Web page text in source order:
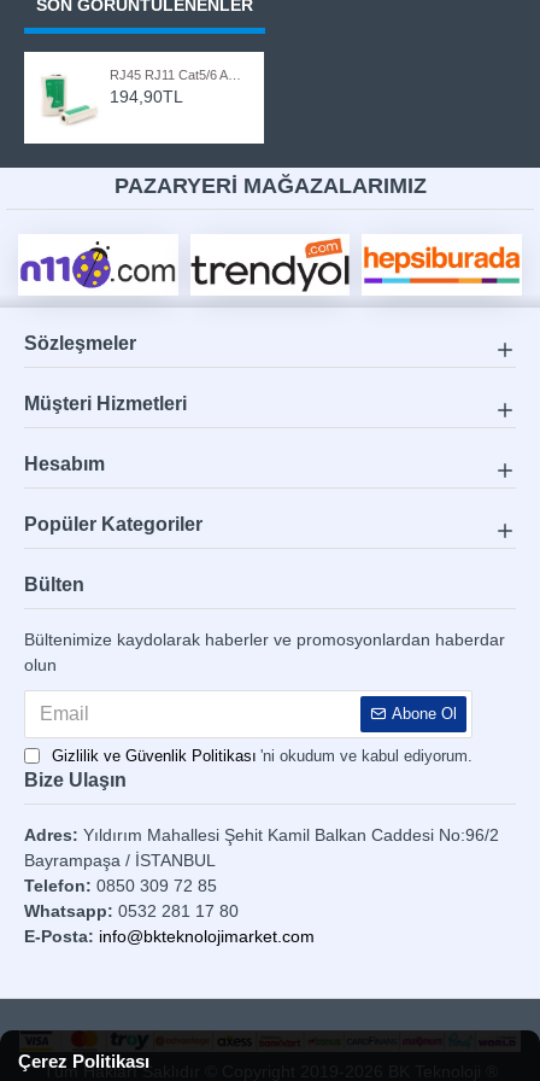
SON GÖRÜNTÜLENENLER
RJ45 RJ11 Cat5/6 ADSL Telefon Network Kablo Test Cihazı
194,90TL
PAZARYERİ MAĞAZALARIMIZ
Sözleşmeler
Müşteri Hizmetleri
Hesabım
Popüler Kategoriler
Bülten
Bültenimize kaydolarak haberler ve promosyonlardan haberdar
olun
Abone Ol
Gizlilik ve Güvenlik Politikası 'ni okudum ve kabul ediyorum.
Bize Ulaşın
Adres: Yıldırım Mahallesi Şehit Kamil Balkan Caddesi No:96/2
Bayrampaşa / İSTANBUL
Telefon: 0850 309 72 85
Whatsapp: 0532 281 17 80
E-Posta: info@bkteknolojimarket.com
Tüm Hakları Saklıdır © Copyright 2019-2026 BK Teknoloji ®
Çerez Politikası